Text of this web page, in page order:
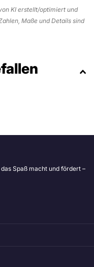
KI erstellt/optimiert und
Maße und Details sind
Spaß macht und fördert –